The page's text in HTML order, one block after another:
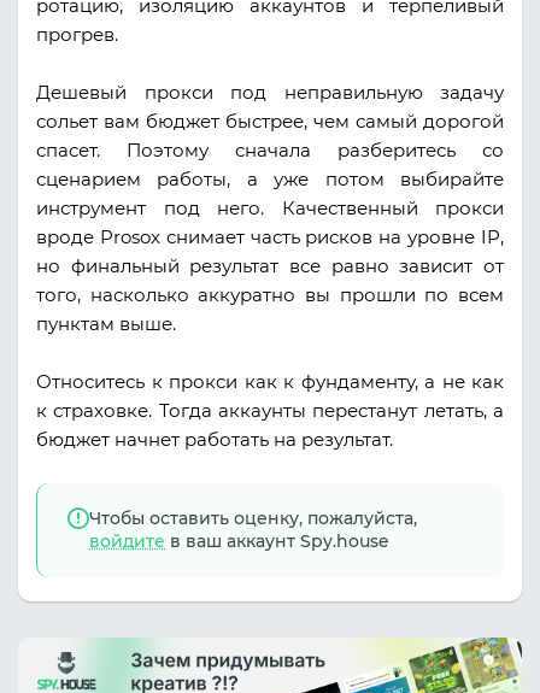
ротацию, изоляцию аккаунтов и терпеливый
прогрев.
Дешевый прокси под неправильную задачу
сольет вам бюджет быстрее, чем самый дорогой
спасет. Поэтому сначала разберитесь со
сценарием работы, а уже потом выбирайте
инструмент под него. Качественный прокси
вроде Prosox снимает часть рисков на уровне IP,
но финальный результат все равно зависит от
того, насколько аккуратно вы прошли по всем
пунктам выше.
Относитесь к прокси как к фундаменту, а не как
к страховке. Тогда аккаунты перестанут летать, а
бюджет начнет работать на результат.
Чтобы оставить оценку, пожалуйста,
войдите в ваш аккаунт Spy.house